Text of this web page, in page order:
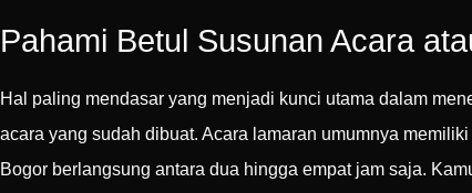
Pahami Betul Susunan Acara
Hal paling mendasar yang menjadi kunci utama dalam
acara yang sudah dibuat. Acara lamaran umumnya
Bogor berlangsung antara dua hingga empat jam saja.